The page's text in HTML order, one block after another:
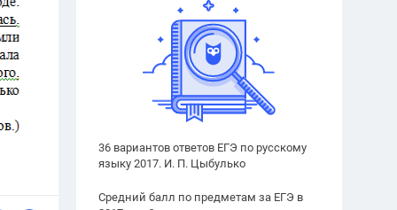
36 вариантов ответов ЕГЭ по русскому
языку 2017. И. П. Цыбулько
Средний балл по предметам за ЕГЭ в